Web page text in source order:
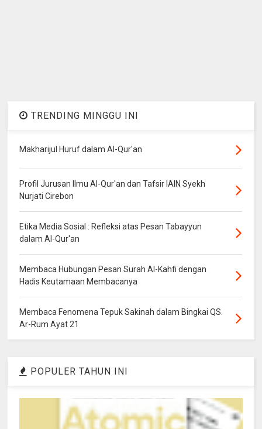
TRENDING MINGGU INI
Makharijul Huruf dalam Al-Qur'an
Profil Jurusan Ilmu Al-Qur'an dan Tafsir IAIN Syekh
Nurjati Cirebon
Etika Media Sosial : Refleksi atas Pesan Tabayyun
dalam Al-Qur'an
Membaca Hubungan Pesan Surah Al-Kahfi dengan
Hadis Keutamaan Membacanya
Membaca Fenomena Tepuk Sakinah dalam Bingkai QS.
Ar-Rum Ayat 21
POPULER TAHUN INI